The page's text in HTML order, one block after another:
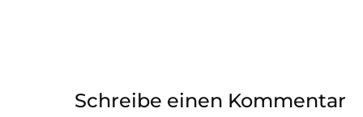
Schreibe einen Kommentar